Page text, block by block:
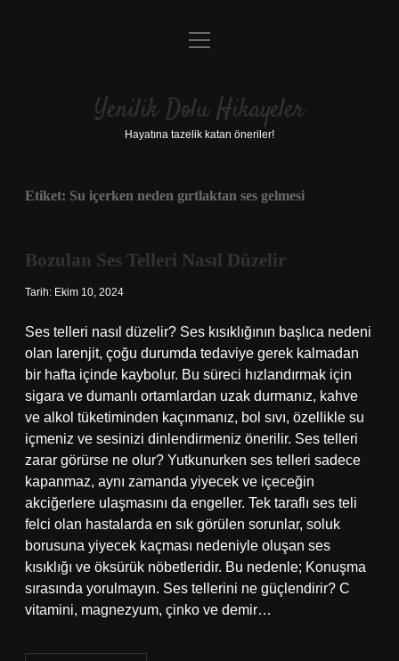
Anasayfa
Yasal Uyarı
menüyü
Yenilik Dolu Hikayeler
Hayatına tazelik katan öneriler!
Etiket: Su içerken neden gırtlaktan ses gelmesi
Bozulan Ses Telleri Nasıl Düzelir
Tarih: Ekim 10, 2024
Ses telleri nasıl düzelir? Ses kısıklığının başlıca nedeni
olan larenjit, çoğu durumda tedaviye gerek kalmadan
bir hafta içinde kaybolur. Bu süreci hızlandırmak için
sigara ve dumanlı ortamlardan uzak durmanız, kahve
ve alkol tüketiminden kaçınmanız, bol sıvı, özellikle su
içmeniz ve sesinizi dinlendirmeniz önerilir. Ses telleri
zarar görürse ne olur? Yutkunurken ses telleri sadece
kapanmaz, aynı zamanda yiyecek ve içeceğin
akciğerlere ulaşmasını da engeller. Tek taraflı ses teli
felci olan hastalarda en sık görülen sorunlar, soluk
borusuna yiyecek kaçması nedeniyle oluşan ses
kısıklığı ve öksürük nöbetleridir. Bu nedenle; Konuşma
sırasında yorulmayın. Ses tellerini ne güçlendirir? C
vitamini, magnezyum, çinko ve demir…